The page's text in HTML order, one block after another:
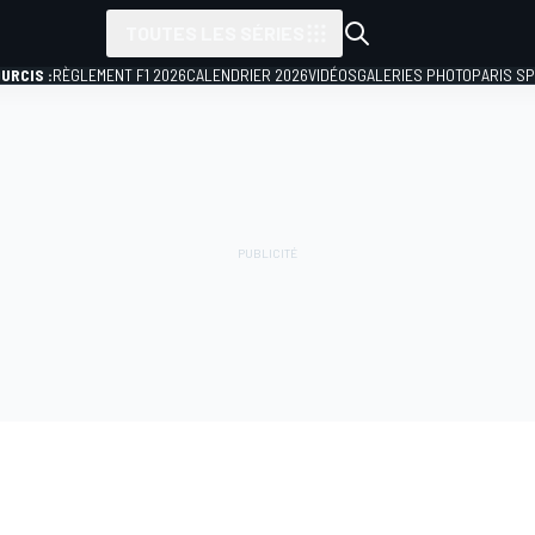
:RÈGLEMENT F1 2026CALENDRIER 2026VIDÉOSGALERIES PHOTOPARIS